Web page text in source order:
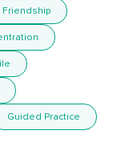
Friendship
Guided Practice